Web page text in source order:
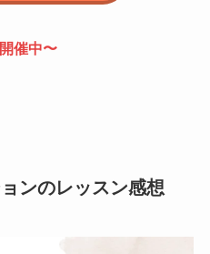
催中〜
ンのレッスン感想